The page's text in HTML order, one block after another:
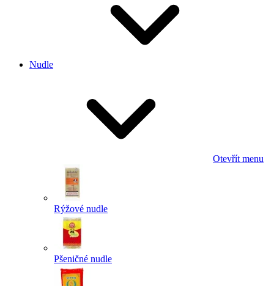
Nudle
Otevřít menu
Rýžové nudle
Pšeničné nudle